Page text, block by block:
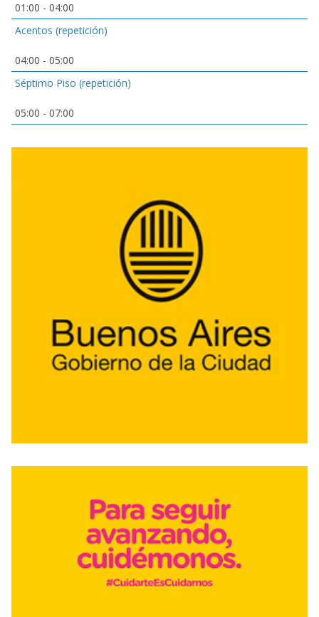
01:00 - 04:00
Acentos (repetición)
04:00 - 05:00
Séptimo Piso (repetición)
05:00 - 07:00